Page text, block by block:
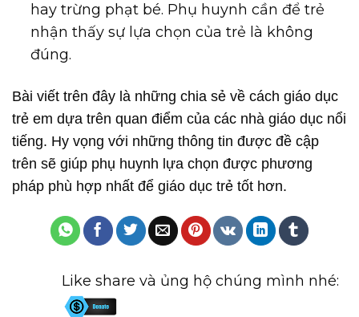
hay trừng phạt bé. Phụ huynh cần để trẻ
nhận thấy sự lựa chọn của trẻ là không
đúng.
Bài viết trên đây là những chia sẻ về cách giáo dục
trẻ em dựa trên quan điểm của các nhà giáo dục nổi
tiếng. Hy vọng với những thông tin được đề cập
trên sẽ giúp phụ huynh lựa chọn được phương
pháp phù hợp nhất để giáo dục trẻ tốt hơn.
Like share và ủng hộ chúng mình nhé: